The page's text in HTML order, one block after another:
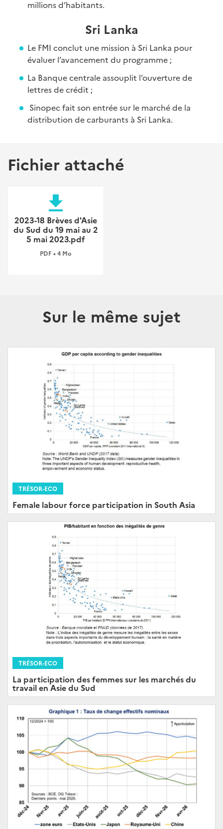
millions d’habitants.
Sri Lanka
Le FMI conclut une mission à Sri Lanka pour
évaluer l’avancement du programme ;
La Banque centrale assouplit l’ouverture de
lettres de crédit ;
Sinopec fait son entrée sur le marché de la
distribution de carburants à Sri Lanka.
Fichier attaché
file_download
2023-18 Brèves d'Asie
du Sud du 19 mai au 2
5 mai 2023.pdf
PDF • 4 Mo
Sur le même sujet
TRÉSOR-ECO
Female labour force participation in South Asia
TRÉSOR-ECO
La participation des femmes sur les marchés du
travail en Asie du Sud